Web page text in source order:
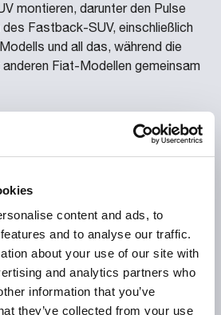
content and ads, to
and to analyse our traffic.
about your use of our site with
and analytics partners who
information that you’ve
they’ve collected from your use
montieren, darunter den Pulse
des Fastback-SUV, einschließlich
und all das, während die
Fiat-Modellen gemeinsam
zu erreichen, so viel wie
Plattform zu nutzen, hat
und 45 neue Schweißzangen
die Karosserieseiten der SUVs
minimiert auch Werkzeugwechsel
Zeit und wirkt sich positiv auf die
des Projekts aus.